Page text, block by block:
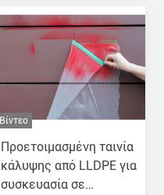
Βίντεο
Προετοιμασμένη ταινία
κάλυψης από LLDPE για
συσκευασία σε